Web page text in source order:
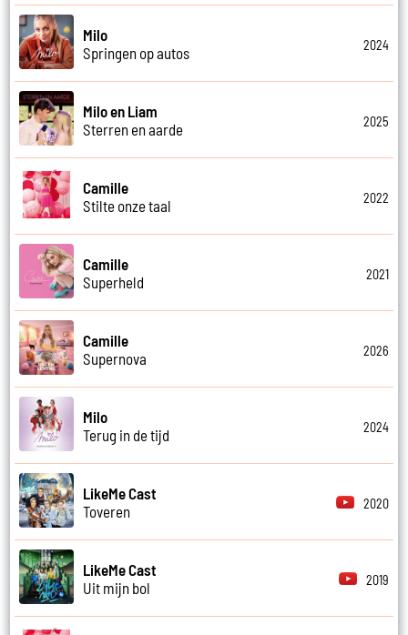
Milo
Springen op autos
2024
Milo en Liam
Sterren en aarde
2025
Camille
Stilte onze taal
2022
Camille
Superheld
2021
Camille
Supernova
2026
Milo
Terug in de tijd
2024
LikeMe Cast
Toveren
2020
LikeMe Cast
Uit mijn bol
2019